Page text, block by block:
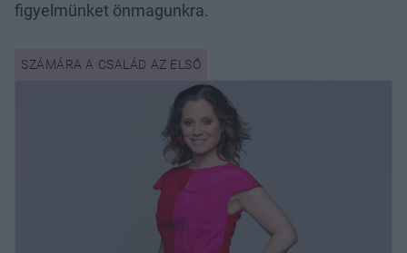
figyelmünket önmagunkra.